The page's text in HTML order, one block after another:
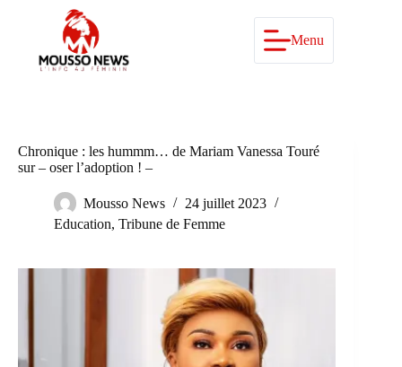
Menu
Chronique : les hummm… de Mariam Vanessa Touré
sur – oser l’adoption ! –
Mousso News
24 juillet 2023
Education, Tribune de Femme